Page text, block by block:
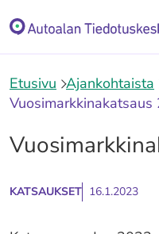
sisältöön
Etusivu
Etusivu Ajankohtaista
Vuosimarkkinakatsaus
KATSAUKSET 16.1.2023